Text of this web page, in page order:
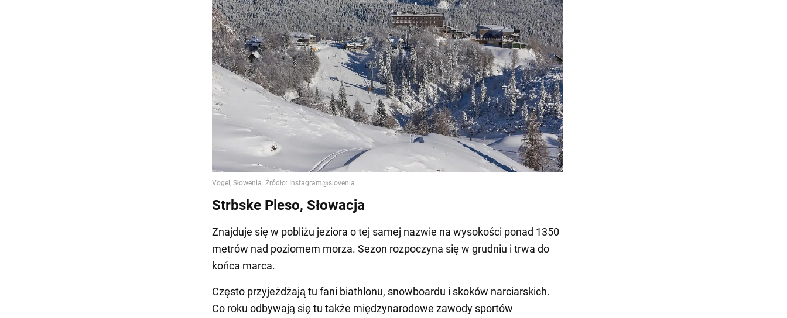
Strbske Pleso, Słowacja
Znajduje się w pobliżu jeziora o tej samej nazwie na wysokości ponad 1350
metrów nad poziomem morza. Sezon rozpoczyna się w grudniu i trwa do
końca marca.
Często przyjeżdżają tu fani biathlonu, snowboardu i skoków narciarskich.
Co roku odbywają się tu także międzynarodowe zawody sportów